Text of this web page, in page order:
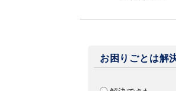
お困りごとは解